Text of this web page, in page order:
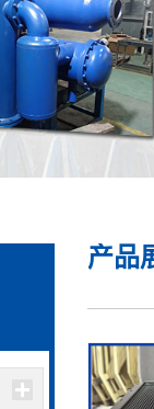
产品